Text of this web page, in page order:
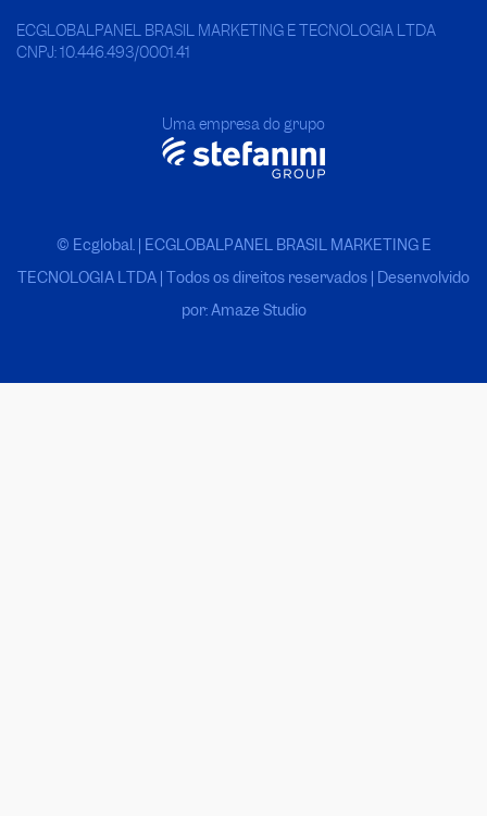
ECGLOBALPANEL BRASIL MARKETING E TECNOLOGIA LTDA
CNPJ: 10.446.493/0001.41
Uma empresa do grupo
© Ecglobal. | ECGLOBALPANEL BRASIL MARKETING E
TECNOLOGIA LTDA | Todos os direitos reservados | Desenvolvido
por: Amaze Studio